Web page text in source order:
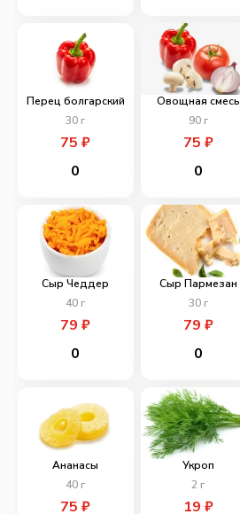
Перец болгарский
30 г
75₽
0
Овощная смесь
90г
75 ₽
0
Сыр Чеддер
40 г
79₽
0
Сыр Пармезан
30г
79 ₽
0
Ананасы
40 г
75₽
Укроп
2 г
19 ₽